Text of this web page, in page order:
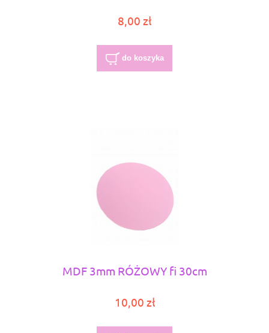
8,00 zł
do koszyka
MDF 3mm RÓŻOWY fi 30cm
10,00 zł